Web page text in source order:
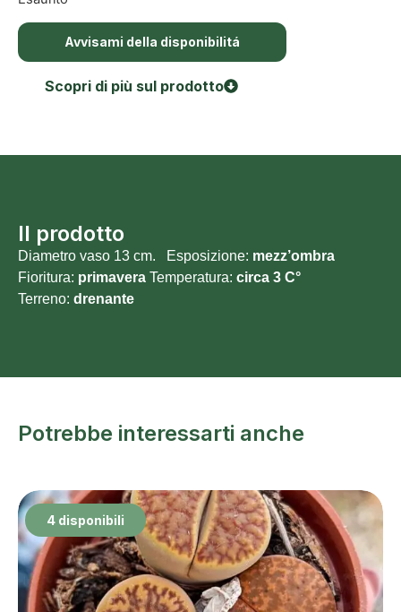
Avvisami della disponibilitá
Scopri di più sul prodotto
Il prodotto
Diametro vaso 13 cm. Esposizione: mezz’ombra
Fioritura: primavera Temperatura: circa 3 C°
Terreno: drenante
Potrebbe interessarti anche
4 disponibili